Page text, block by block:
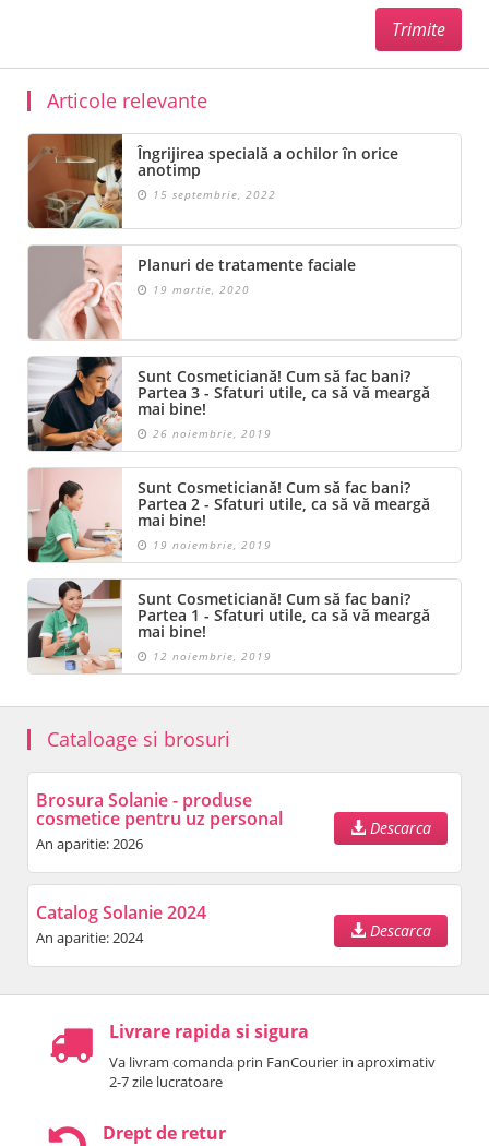
Articole relevante
Îngrijirea specială a ochilor în orice
anotimp
15 septembrie, 2022
Planuri de tratamente faciale
19 martie, 2020
Sunt Cosmeticiană! Cum să fac bani?
Partea 3 - Sfaturi utile, ca să vă meargă
mai bine!
26 noiembrie, 2019
Sunt Cosmeticiană! Cum să fac bani?
Partea 2 - Sfaturi utile, ca să vă meargă
mai bine!
19 noiembrie, 2019
Sunt Cosmeticiană! Cum să fac bani?
Partea 1 - Sfaturi utile, ca să vă meargă
mai bine!
12 noiembrie, 2019
Cataloage si brosuri
Brosura Solanie - produse
cosmetice pentru uz personal
An aparitie: 2026
Descarca
Catalog Solanie 2024
An aparitie: 2024 Descarca
Livrare rapida si sigura
Va livram comanda prin FanCourier in aproximativ
2-7 zile lucratoare
Drept de retur